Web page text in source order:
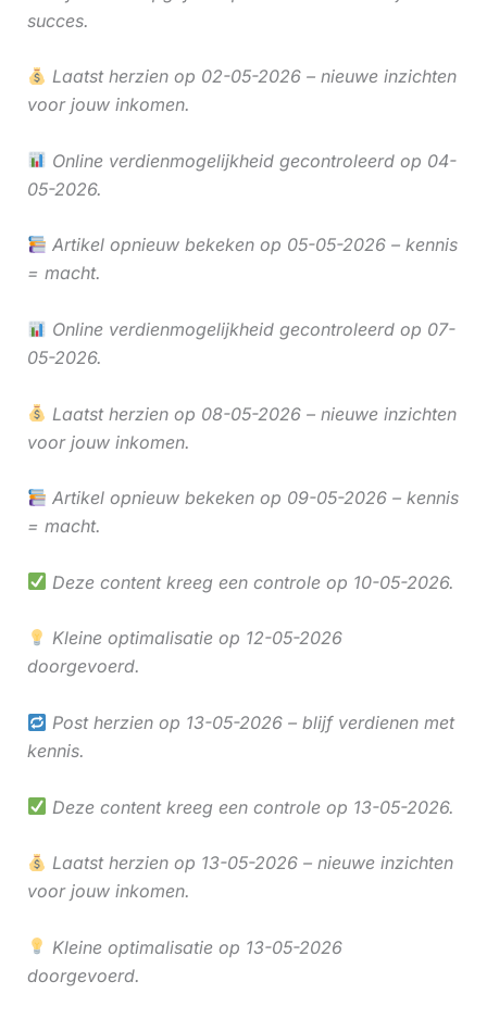
succes.
Laatst herzien op 02-05-2026 – nieuwe inzichten
voor jouw inkomen.
Online verdienmogelijkheid gecontroleerd op 04-
05-2026.
Artikel opnieuw bekeken op 05-05-2026 – kennis
= macht.
Online verdienmogelijkheid gecontroleerd op 07-
05-2026.
Laatst herzien op 08-05-2026 – nieuwe inzichten
voor jouw inkomen.
Artikel opnieuw bekeken op 09-05-2026 – kennis
= macht.
Deze content kreeg een controle op 10-05-2026.
Kleine optimalisatie op 12-05-2026
doorgevoerd.
Post herzien op 13-05-2026 – blijf verdienen met
kennis.
Deze content kreeg een controle op 13-05-2026.
Laatst herzien op 13-05-2026 – nieuwe inzichten
voor jouw inkomen.
Kleine optimalisatie op 13-05-2026
doorgevoerd.